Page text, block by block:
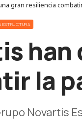
gran resiliencia
la
Novartis